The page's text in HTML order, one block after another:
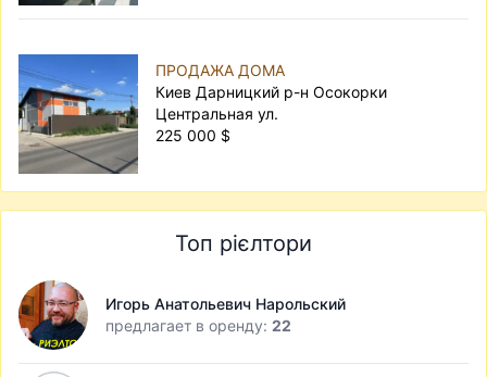
ПРОДАЖА ДОМА
Киев Дарницкий р-н Осокорки
Центральная ул.
225 000 $
Топ рієлтори
Игорь Анатольевич Нарольский
предлагает в оренду: 22